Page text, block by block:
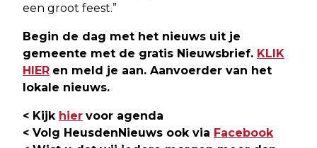
een groot feest.”
Begin de dag met het nieuws uit je
gemeente met de gratis Nieuwsbrief. KLIK
HIER en meld je aan. Aanvoerder van het
lokale nieuws.
< Kijk hier voor agenda
< Volg HeusdenNieuws ook via Facebook